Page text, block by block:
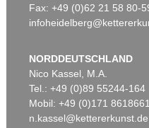
Fax: +49 (0)62 21 58 80-
NORDDEUTSCHLAND
Nico Kassel, M.A.
Tel.: +49 (0)89 55244-164
Mobil: +49 (0)171 8618661
n.kassel@kettererkunst.de